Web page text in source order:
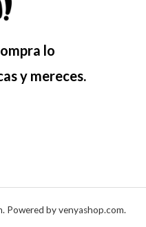
lo
y mereces.
by venyashop.com.